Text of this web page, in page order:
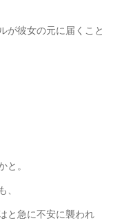
が彼女の元に届くこと
と。
、
と急に不安に襲われ